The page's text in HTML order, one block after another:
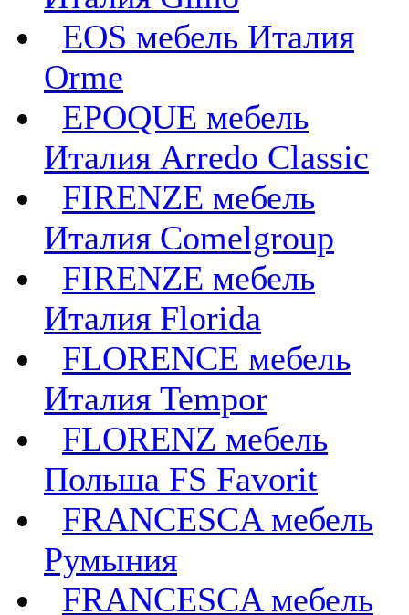
EOS мебель Италия
Orme
EPOQUE мебель
Италия Arredo Classic
FIRENZE мебель
Италия Comelgroup
FIRENZE мебель
Италия Florida
FLORENCE мебель
Италия Tempor
FLORENZ мебель
Польша FS Favorit
FRANCESCA мебель
Румыния
FRANCESCA мебель